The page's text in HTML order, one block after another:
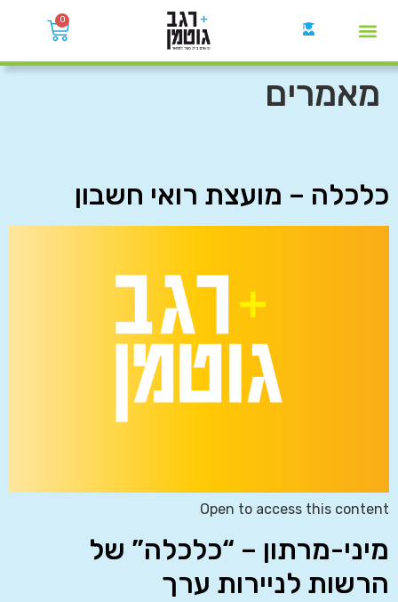
0
מאמרים
כלכלה – מועצת רואי חשבון
Open to access this content
מיני-מרתון – “כלכלה” של
הרשות לניירות ערך